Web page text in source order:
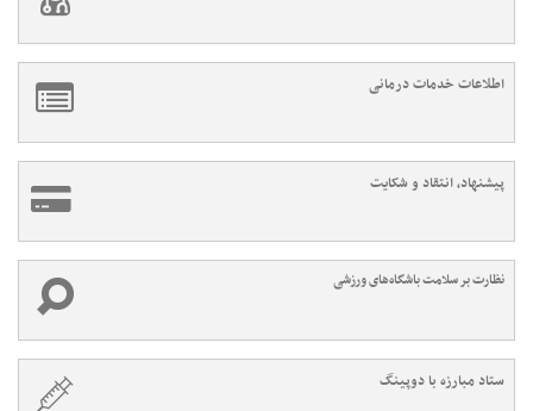
اطلاعات خدمات درمانی
پیشنهاد، انتقاد و شکایت
نظارت بر سلامت باشگاه‌های ورزشی
ستاد مبارزه با دوپینگ